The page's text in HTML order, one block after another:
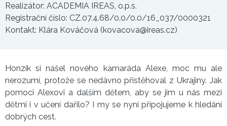
Realizátor: ACADEMIA IREAS, o.p.s.
Registrační číslo: CZ.07.4.68/0.0/0.0/16_037/0000321
Kontakt: Klára Kováčová (kovacova@ireas.cz)
Honzík si našel nového kamaráda Alexe, moc mu ale
nerozumí, protože se nedávno přistěhoval z Ukrajiny. Jak
pomoci Alexovi a dalším dětem, aby se jim u nás mezi
dětmi i v učení dařilo? I my se nyní připojujeme k hledání
dobrých cest.